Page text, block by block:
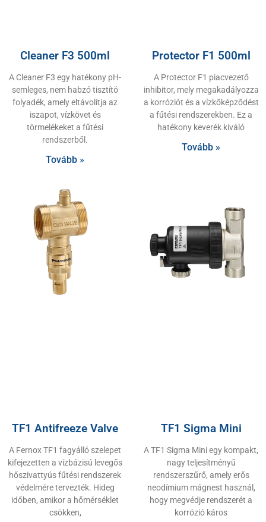
Cleaner F3 500ml
A Cleaner F3 egy hatékony pH-
semleges, nem habzó tisztító
folyadék, amely eltávolítja az
iszapot, vízkövet és
törmelékeket a fűtési
rendszerből.
Tovább »
Protector F1 500ml
A Protector F1 piacvezető
inhibitor, mely megakadályozza
a korróziót és a vízkőképződést
a fűtési rendszerekben. Ez a
hatékony keverék kiváló
Tovább »
TF1 Antifreeze Valve
A Fernox TF1 fagyálló szelepet
kifejezetten a vízbázisú levegős
hőszivattyús fűtési rendszerek
védelmére tervezték. Hideg
időben, amikor a hőmérséklet
csökken,
TF1 Sigma Mini
A TF1 Sigma Mini egy kompakt,
nagy teljesítményű
rendszerszűrő, amely erős
neodímium mágnest használ,
hogy megvédje rendszerét a
korrózió káros